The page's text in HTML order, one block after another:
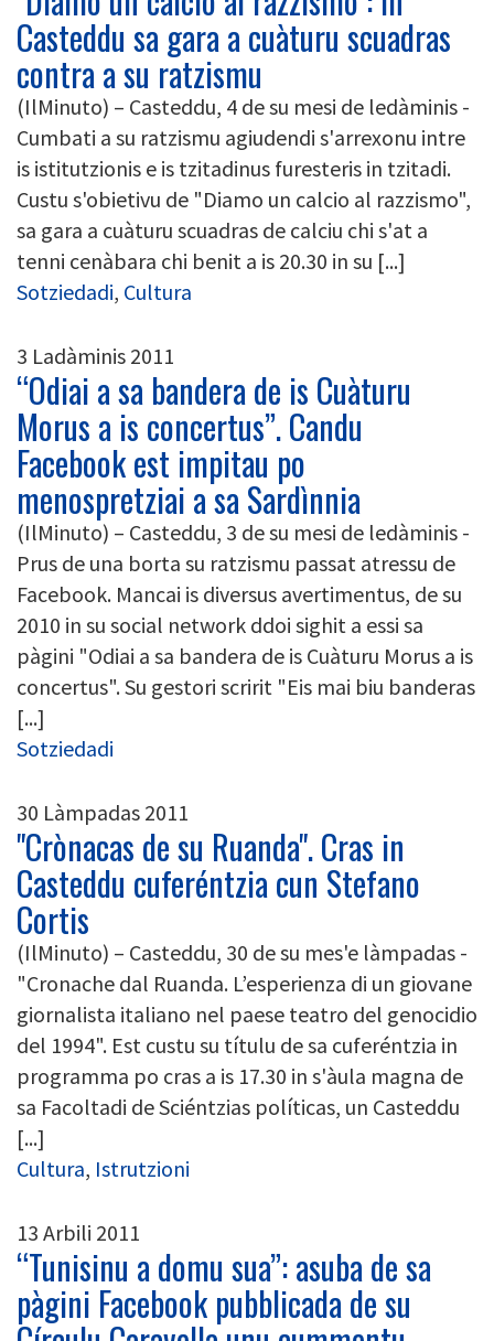
Casteddu sa gara a cuàturu scuadras
contra a su ratzismu
(IlMinuto) – Casteddu, 4 de su mesi de ledàminis -
Cumbati a su ratzismu agiudendi s'arrexonu intre
is istitutzionis e is tzitadinus furesteris in tzitadi.
Custu s'obietivu de "Diamo un calcio al razzismo",
sa gara a cuàturu scuadras de calciu chi s'at a
tenni cenàbara chi benit a is 20.30 in su [...]
Sotziedadi, Cultura
3 Ladàminis 2011
“Odiai a sa bandera de is Cuàturu
Morus a is concertus”. Candu
Facebook est impitau po
menospretziai a sa Sardìnnia
(IlMinuto) – Casteddu, 3 de su mesi de ledàminis -
Prus de una borta su ratzismu passat atressu de
Facebook. Mancai is diversus avertimentus, de su
2010 in su social network ddoi sighit a essi sa
pàgini "Odiai a sa bandera de is Cuàturu Morus a is
concertus". Su gestori scririt "Eis mai biu banderas
[...]
Sotziedadi
30 Làmpadas 2011
"Crònacas de su Ruanda". Cras in
Casteddu cuferéntzia cun Stefano
Cortis
(IlMinuto) – Casteddu, 30 de su mes'e làmpadas -
"Cronache dal Ruanda. L’esperienza di un giovane
giornalista italiano nel paese teatro del genocidio
del 1994". Est custu su títulu de sa cuferéntzia in
programma po cras a is 17.30 in s'àula magna de
sa Facoltadi de Sciéntzias políticas, un Casteddu
[...]
Cultura, Istrutzioni
13 Arbili 2011
“Tunisinu a domu sua”: asuba de sa
pàgini Facebook pubblicada de su